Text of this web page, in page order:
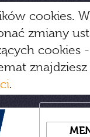
cookies.
zmiany
cookies
.